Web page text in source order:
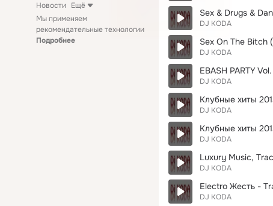
Новости Ещё
Мы применяем
рекомендательные технологии
Подробнее
Sex & Drugs &
DJ KODA
Sex On The Bitch
DJ KODA
EBASH PARTY
DJ KODA
Клубные хиты
DJ KODA
Клубные хиты
DJ KODA
Luxury Music,
DJ KODA
Electro Жесть -
DJ KODA